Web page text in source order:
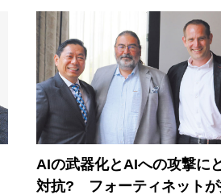
AIの武器化とAIへの攻撃に
対抗? フォーティネットが